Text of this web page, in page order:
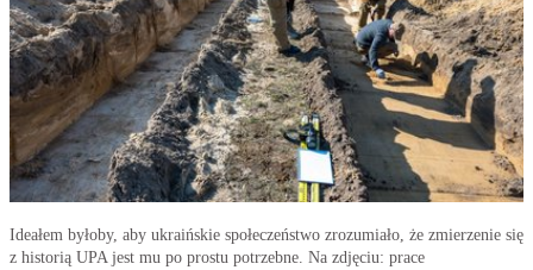
Ideałem byłoby, aby ukraińskie społeczeństwo zrozumiało, że zmierzenie się
z historią UPA jest mu po prostu potrzebne. Na zdjęciu: prace